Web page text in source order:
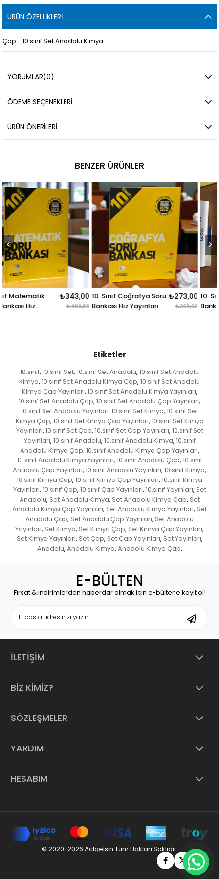
ÜRÜN ÖZELLIKLERI
Çap - 10.sınıf Set Anadolu Kimya
YORUMLAR(0)
ÖDEME SEÇENEKLERI
ÜRÜN ÖNERILERI
BENZER ÜRÜNLER
10. Sınıf Coğrafya Soru
Bankası Hız Yayınları
₺273,00
₺390,00
10. Sınıf Tarih Soru
Bankası Hız Yayınları
Etiketler
10.sınıf, 10.sınıf Set, 10.sınıf Set Anadolu, 10.sınıf Set Anadolu
Kimya, 10.sınıf Set Anadolu Kimya Çap, 10.sınıf Set Anadolu
Kimya Çap Yayınları, 10.sınıf Set Anadolu Kimya Yayınları,
10.sınıf Set Anadolu Çap, 10.sınıf Set Anadolu Çap Yayınları,
10.sınıf Set Anadolu Yayınları, 10.sınıf Set Kimya, 10.sınıf Set
Kimya Çap, 10.sınıf Set Kimya Çap Yayınları, 10.sınıf Set Kimya
Yayınları, 10.sınıf Set Çap, 10.sınıf Set Çap Yayınları, 10.sınıf Set
Yayınları, 10.sınıf Anadolu, 10.sınıf Anadolu Kimya, 10.sınıf
Anadolu Kimya Çap, 10.sınıf Anadolu Kimya Çap Yayınları,
10.sınıf Anadolu Kimya Yayınları, 10.sınıf Anadolu Çap, 10.sınıf
Anadolu Çap Yayınları, 10.sınıf Anadolu Yayınları, 10.sınıf Kimya,
10.sınıf Kimya Çap, 10.sınıf Kimya Çap Yayınları, 10.sınıf Kimya
Yayınları, 10.sınıf Çap, 10.sınıf Çap Yayınları, 10.sınıf Yayınları, Set
Anadolu, Set Anadolu Kimya, Set Anadolu Kimya Çap, Set
Anadolu Kimya Çap Yayınları, Set Anadolu Kimya Yayınları, Set
Anadolu Çap, Set Anadolu Çap Yayınları, Set Anadolu
Yayınları, Set Kimya, Set Kimya Çap, Set Kimya Çap Yayınları,
Set Kimya Yayınları, Set Çap, Set Çap Yayınları, Set Yayınları,
Anadolu, Anadolu Kimya, Anadolu Kimya Çap,
E-BÜLTEN
Fırsat & indirimlerden haberdar olmak için e-bültene kayıt ol!
İLETİŞİM
BİZ KİMİZ?
SÖZLEŞMELER
YARDIM
HESABIM
© 2020-2026 Aclgelsin Tüm Hakları Saklıdır.